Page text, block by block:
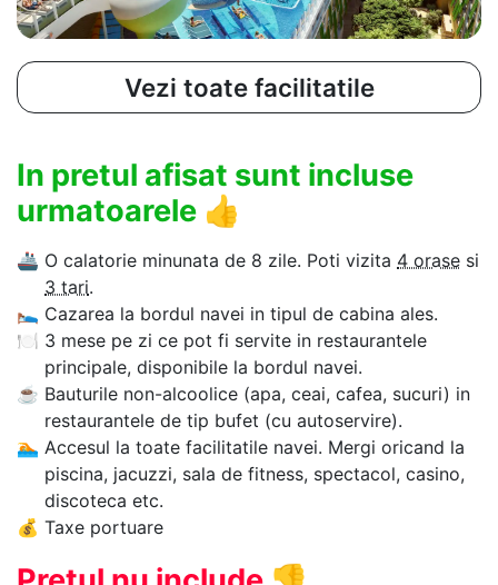
Vezi toate facilitatile
In pretul afisat sunt incluse
urmatoarele 👍
🚢 O calatorie minunata de 8 zile. Poti vizita 4 orase si
3 tari.
🛌 Cazarea la bordul navei in tipul de cabina ales.
🍽 3 mese pe zi ce pot fi servite in restaurantele
principale, disponibile la bordul navei.
☕ Bauturile non-alcoolice (apa, ceai, cafea, sucuri) in
restaurantele de tip bufet (cu autoservire).
🏊‍ Accesul la toate facilitatile navei. Mergi oricand la
piscina, jacuzzi, sala de fitness, spectacol, casino,
discoteca etc.
💰 Taxe portuare